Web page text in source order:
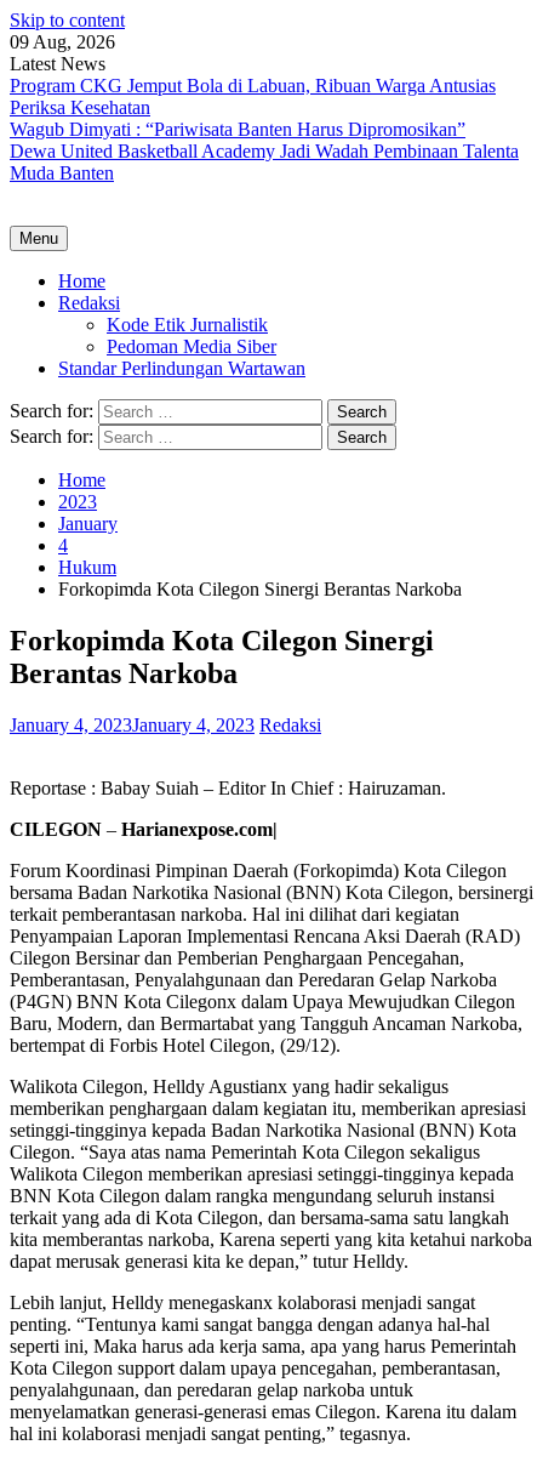
Skip to content
09 Aug, 2026
Latest News
Program CKG Jemput Bola di Labuan, Ribuan Warga Antusias
Periksa Kesehatan
Wagub Dimyati : “Pariwisata Banten Harus Dipromosikan”
Dewa United Basketball Academy Jadi Wadah Pembinaan Talenta
Muda Banten
Menu
Home
Redaksi
Kode Etik Jurnalistik
Pedoman Media Siber
Standar Perlindungan Wartawan
Search for:
Search for:
Home
2023
January
4
Hukum
Forkopimda Kota Cilegon Sinergi Berantas Narkoba
Forkopimda Kota Cilegon Sinergi
Berantas Narkoba
January 4, 2023January 4, 2023 Redaksi
Reportase : Babay Suiah – Editor In Chief : Hairuzaman.
CILEGON – Harianexpose.com|
Forum Koordinasi Pimpinan Daerah (Forkopimda) Kota Cilegon
bersama Badan Narkotika Nasional (BNN) Kota Cilegon, bersinergi
terkait pemberantasan narkoba. Hal ini dilihat dari kegiatan
Penyampaian Laporan Implementasi Rencana Aksi Daerah (RAD)
Cilegon Bersinar dan Pemberian Penghargaan Pencegahan,
Pemberantasan, Penyalahgunaan dan Peredaran Gelap Narkoba
(P4GN) BNN Kota Cilegonx dalam Upaya Mewujudkan Cilegon
Baru, Modern, dan Bermartabat yang Tangguh Ancaman Narkoba,
bertempat di Forbis Hotel Cilegon, (29/12).
Walikota Cilegon, Helldy Agustianx yang hadir sekaligus
memberikan penghargaan dalam kegiatan itu, memberikan apresiasi
setinggi-tingginya kepada Badan Narkotika Nasional (BNN) Kota
Cilegon. “Saya atas nama Pemerintah Kota Cilegon sekaligus
Walikota Cilegon memberikan apresiasi setinggi-tingginya kepada
BNN Kota Cilegon dalam rangka mengundang seluruh instansi
terkait yang ada di Kota Cilegon, dan bersama-sama satu langkah
kita memberantas narkoba, Karena seperti yang kita ketahui narkoba
dapat merusak generasi kita ke depan,” tutur Helldy.
Lebih lanjut, Helldy menegaskanx kolaborasi menjadi sangat
penting. “Tentunya kami sangat bangga dengan adanya hal-hal
seperti ini, Maka harus ada kerja sama, apa yang harus Pemerintah
Kota Cilegon support dalam upaya pencegahan, pemberantasan,
penyalahgunaan, dan peredaran gelap narkoba untuk
menyelamatkan generasi-generasi emas Cilegon. Karena itu dalam
hal ini kolaborasi menjadi sangat penting,” tegasnya.